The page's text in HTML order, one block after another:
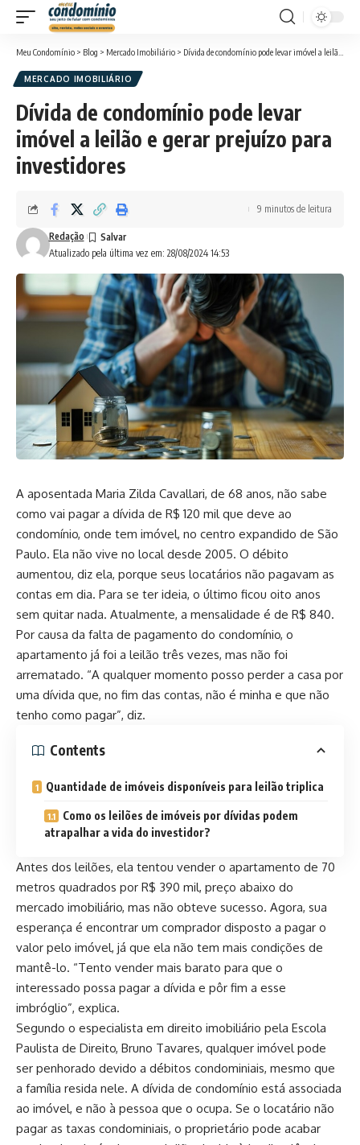
Meu Condomínio > Blog > Mercado Imobiliário > Dívida de condomínio pode levar imóvel a leilão e gerar prejuízo para investidores
MERCADO IMOBILIÁRIO
Dívida de condomínio pode levar
imóvel a leilão e gerar prejuízo para
investidores
Atualizado pela última vez em: 28/08/2024 14:53
Redação
9 minutos de leitura
A aposentada Maria Zilda Cavallari, de 68 anos, não sabe
como vai pagar a dívida de R$ 120 mil que deve ao
condomínio, onde tem imóvel, no centro expandido de São
Paulo. Ela não vive no local desde 2005. O débito
aumentou, diz ela, porque seus locatários não pagavam as
contas em dia. Para se ter ideia, o último ficou oito anos
sem quitar nada. Atualmente, a mensalidade é de R$ 840.
Por causa da falta de pagamento do condomínio, o
apartamento já foi a leilão três vezes, mas não foi
arrematado. “A qualquer momento posso perder a casa por
uma dívida que, no fim das contas, não é minha e que não
tenho como pagar”, diz.
Contents
Quantidade de imóveis disponíveis para leilão triplica
Como os leilões de imóveis por dívidas podem
atrapalhar a vida do investidor?
Antes dos leilões, ela tentou vender o apartamento de 70
metros quadrados por R$ 390 mil, preço abaixo do
mercado imobiliário, mas não obteve sucesso. Agora, sua
esperança é encontrar um comprador disposto a pagar o
valor pelo imóvel, já que ela não tem mais condições de
mantê-lo. “Tento vender mais barato para que o
interessado possa pagar a dívida e pôr fim a esse
imbróglio”, explica.
Segundo o especialista em direito imobiliário pela Escola
Paulista de Direito, Bruno Tavares, qualquer imóvel pode
ser penhorado devido a débitos condominiais, mesmo que
a família resida nele. A dívida de condomínio está associada
ao imóvel, e não à pessoa que o ocupa. Se o locatário não
pagar as taxas condominiais, o proprietário pode acabar